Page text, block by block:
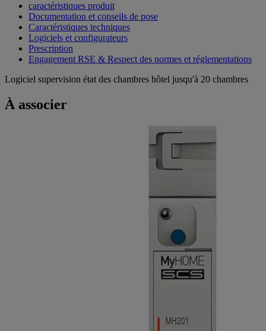
caractéristiques produit
Documentation et conseils de pose
Caractéristiques techniques
Logiciels et configurateurs
Prescription
Engagement RSE & Respect des normes et réglementations
Logiciel supervision état des chambres hôtel jusqu'à 20 chambres
À associer